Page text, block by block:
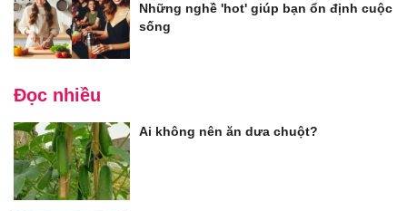
Những nghề 'hot' giúp bạn ổn định cuộc
sống
Đọc nhiều
Ai không nên ăn dưa chuột?